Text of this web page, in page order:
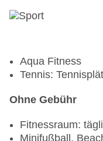
Aqua Fitness
Tennis:
Ohne Gebühr
Fitnessraum:
Minifußball,